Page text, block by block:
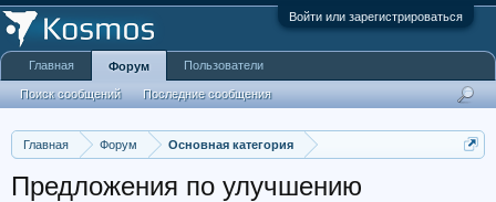
Войти или зарегистрироваться
Главная Форум Основная категория
Предложения по улучшению
Главная Форум
Поиск сообщений Последние сообщения
Пользователи